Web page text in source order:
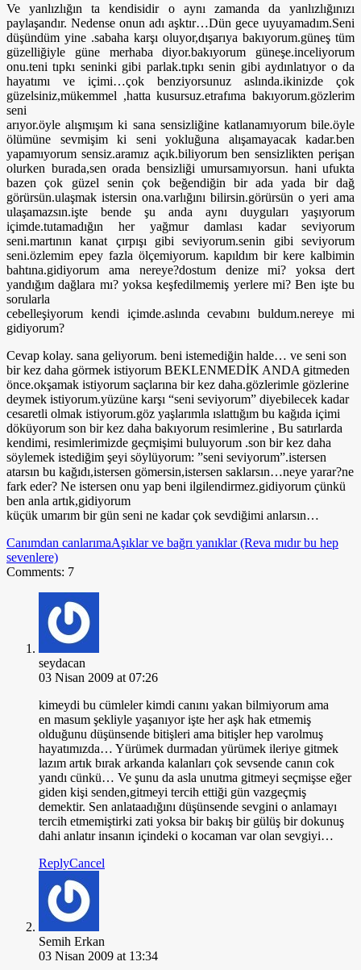
Ve yanlızlığın ta kendisidir o aynı zamanda da yanlızlığınızı
paylaşandır. Nedense onun adı aşktır…Dün gece uyuyamadım.Seni
düşündüm yine .sabaha karşı oluyor,dışarıya bakıyorum.güneş tüm
güzelliğiyle güne merhaba diyor.bakıyorum güneşe.inceliyorum
onu.teni tıpkı seninki gibi parlak.tıpkı senin gibi aydınlatıyor o da
hayatımı ve içimi…çok benziyorsunuz aslında.ikinizde çok
güzelsiniz,mükemmel ,hatta kusursuz.etrafıma bakıyorum.gözlerim
seni
arıyor.öyle alışmışım ki sana sensizliğine katlanamıyorum bile.öyle
ölümüne sevmişim ki seni yokluğuna alışamayacak kadar.ben
yapamıyorum sensiz.aramız açık.biliyorum ben sensizlikten perişan
olurken burada,sen orada bensizliği umursamıyorsun. hani ufukta
bazen çok güzel senin çok beğendiğin bir ada yada bir dağ
görürsün.ulaşmak istersin ona.varlığını bilirsin.görürsün o yeri ama
ulaşamazsın.işte bende şu anda aynı duyguları yaşıyorum
içimde.tutamadığın her yağmur damlası kadar seviyorum
seni.martının kanat çırpışı gibi seviyorum.senin gibi seviyorum
seni.özlemim epey fazla ölçemiyorum. kapıldım bir kere kalbimin
bahtına.gidiyorum ama nereye?dostum denize mi? yoksa dert
yandığım dağlara mı? yoksa keşfedilmemiş yerlere mi? Ben işte bu
sorularla
cebelleşiyorum kendi içimde.aslında cevabını buldum.nereye mi
gidiyorum?
Cevap kolay. sana geliyorum. beni istemediğin halde… ve seni son
bir kez daha görmek istiyorum BEKLENMEDİK ANDA gitmeden
önce.okşamak istiyorum saçlarına bir kez daha.gözlerimle gözlerine
deymek istiyorum.yüzüne karşı “seni seviyorum” diyebilecek kadar
cesaretli olmak istiyorum.göz yaşlarımla ıslattığım bu kağıda içimi
döküyorum son bir kez daha bakıyorum resimlerine , Bu satırlarda
kendimi, resimlerimizde geçmişimi buluyorum .son bir kez daha
söylemek istediğim şeyi söylüyorum: ”seni seviyorum”.istersen
atarsın bu kağıdı,istersen gömersin,istersen saklarsın…neye yarar?ne
fark eder? Ne istersen onu yap beni ilgilendirmez.gidiyorum çünkü
ben anla artık,gidiyorum
küçük umarım bir gün seni ne kadar çok sevdiğimi anlarsın…
Canımdan canlarımaAşıklar ve bağrı yanıklar (Reva mıdır bu hep
sevenlere)
Comments: 7
seydacan
03 Nisan 2009 at 07:26
kimeydi bu cümleler kimdi canını yakan bilmiyorum ama
en masum şekliyle yaşanıyor işte her aşk hak etmemiş
olduğunu düşünsende bitişleri ama bitişler hep varolmuş
hayatımızda… Yürümek durmadan yürümek ileriye gitmek
lazım artık bırak arkanda kalanları çok sevsende canın cok
yandı cünkü… Ve şunu da asla unutma gitmeyi seçmişse eğer
giden kişi senden,gitmeyi tercih ettiği gün vazgeçmiş
demektir. Sen anlataadığını düşünsende sevgini o anlamayı
tercih etmemiştirki zati yoksa bir bakış bir gülüş bir dokunuş
dahi anlatır insanın içindeki o kocaman var olan sevgiyi…
ReplyCancel
Semih Erkan
03 Nisan 2009 at 13:34